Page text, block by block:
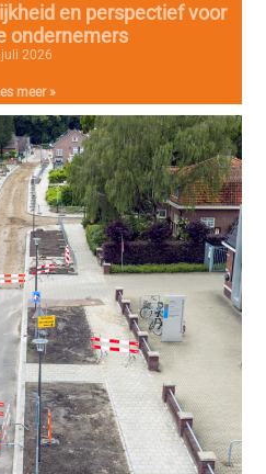
en perspectief voor
ondernemers
2026
meer »